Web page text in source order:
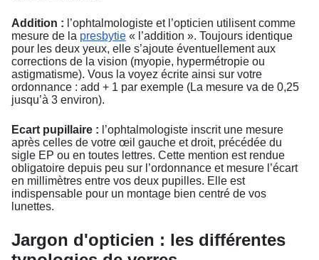
Addition : l’ophtalmologiste et l’opticien utilisent comme
mesure de la presbytie « l’addition ». Toujours identique
pour les deux yeux, elle s’ajoute éventuellement aux
corrections de la vision (myopie, hypermétropie ou
astigmatisme). Vous la voyez écrite ainsi sur votre
ordonnance : add + 1 par exemple (La mesure va de 0,25
jusqu’à 3 environ).
Ecart pupillaire : l’ophtalmologiste inscrit une mesure
après celles de votre œil gauche et droit, précédée du
sigle EP ou en toutes lettres. Cette mention est rendue
obligatoire depuis peu sur l’ordonnance et mesure l’écart
en millimètres entre vos deux pupilles. Elle est
indispensable pour un montage bien centré de vos
lunettes.
Jargon d'opticien : les différentes